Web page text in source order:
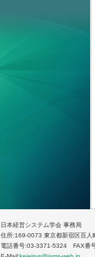
日本経営システム学会 事務局
住所:169-0073 東京都新宿区百人
電話番号:03-3371-5324 FAX番